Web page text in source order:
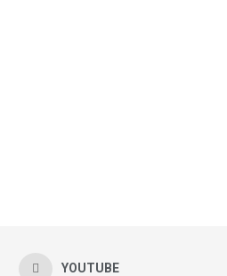
YOUTUBE